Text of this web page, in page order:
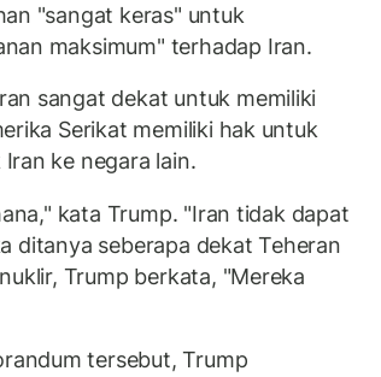
"sangat keras" untuk
maksimum" terhadap Iran.
sangat dekat untuk memiliki
Serikat memiliki hak untuk
ke negara lain.
kata Trump. "Iran tidak dapat
ditanya seberapa dekat Teheran
Trump berkata, "Mereka
tersebut, Trump